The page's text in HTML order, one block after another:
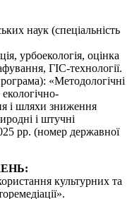
наук (спеціальність
урбоекологія, оцінка
ГІС-технології.
«Методологічні
і шляхи зниження
і штучні
рр. (номер державної
культурних та